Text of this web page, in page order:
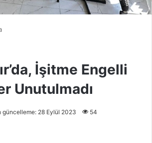
İşitme Engelli
Unutulmadı
güncelleme: 28 Eylül 2023 54